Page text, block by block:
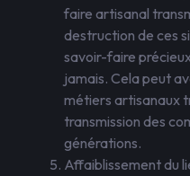
faire artisanal
destruction de ces
savoir-faire
jamais. Cela peut
métiers artisanaux
transmission des
générations.
Affaiblissement du